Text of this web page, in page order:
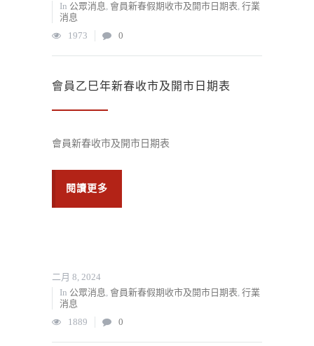
In 公眾消息, 會員新春假期收市及開市日期表, 行業
消息
1973
0
會員乙巳年新春收市及開市日期表
會員新春收市及開市日期表
閱讀更多
二月 8, 2024
In 公眾消息, 會員新春假期收市及開市日期表, 行業
消息
1889
0